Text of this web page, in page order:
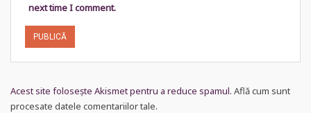
next time I comment.
Acest site folosește Akismet pentru a reduce spamul. Află cum sunt
procesate datele comentariilor tale.